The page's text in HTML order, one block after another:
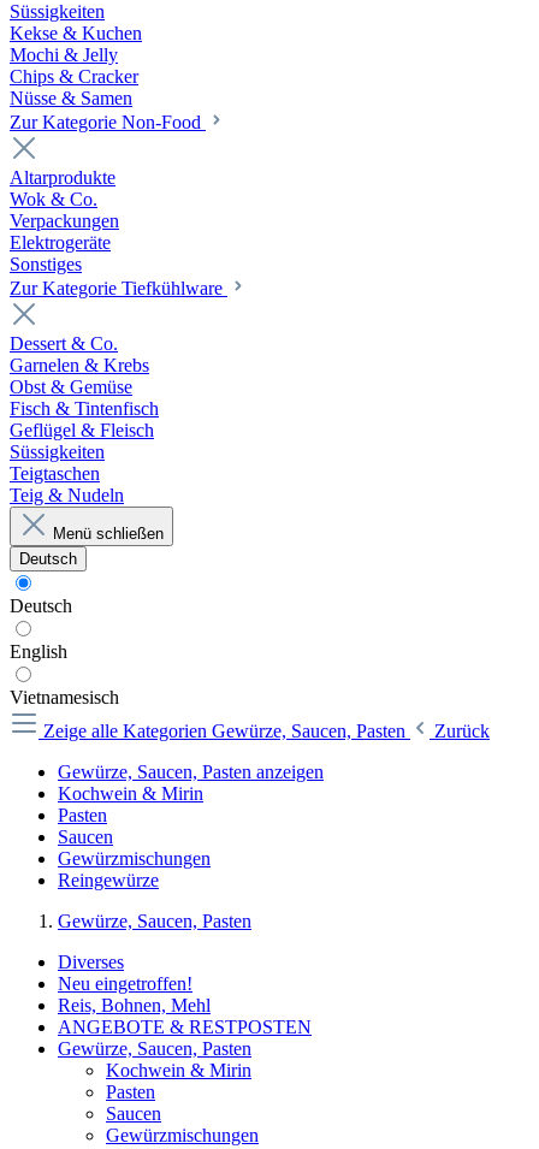
Süssigkeiten
Kekse & Kuchen
Mochi & Jelly
Chips & Cracker
Nüsse & Samen
Zur Kategorie Non-Food
Altarprodukte
Wok & Co.
Verpackungen
Elektrogeräte
Sonstiges
Zur Kategorie Tiefkühlware
Dessert & Co.
Garnelen & Krebs
Obst & Gemüse
Fisch & Tintenfisch
Geflügel & Fleisch
Süssigkeiten
Teigtaschen
Teig & Nudeln
Menü schließen
Deutsch
Deutsch
English
Vietnamesisch
Zeige alle Kategorien Gewürze, Saucen, Pasten
Zurück
Gewürze, Saucen, Pasten anzeigen
Kochwein & Mirin
Pasten
Saucen
Gewürzmischungen
Reingewürze
Gewürze, Saucen, Pasten
Diverses
Neu eingetroffen!
Reis, Bohnen, Mehl
ANGEBOTE & RESTPOSTEN
Gewürze, Saucen, Pasten
Kochwein & Mirin
Pasten
Saucen
Gewürzmischungen